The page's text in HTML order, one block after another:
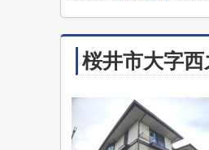
桜井市大字